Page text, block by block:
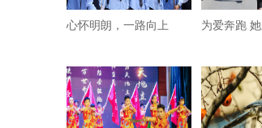
心怀明朗，一路向上 为爱奔跑